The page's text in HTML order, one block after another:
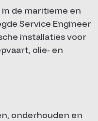
de maritieme en
Service Engineer
installaties voor
olie- en
onderhouden en